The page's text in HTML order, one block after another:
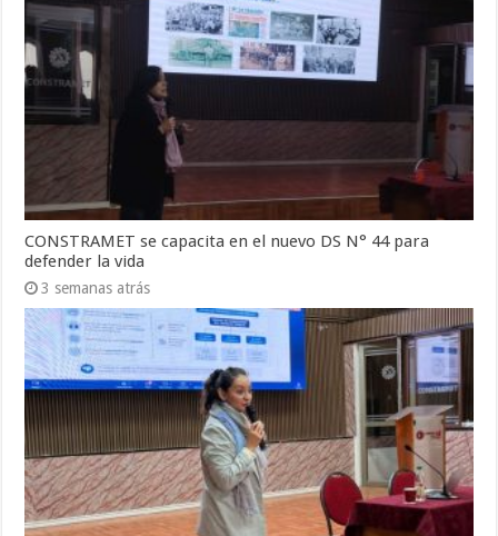
CONSTRAMET se capacita en el nuevo DS N° 44 para
defender la vida
3 semanas atrás